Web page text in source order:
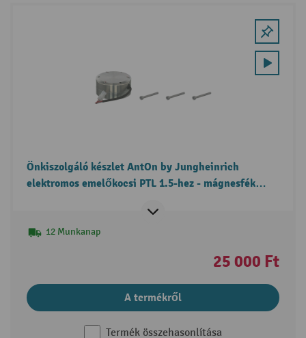
Önkiszolgáló készlet AntOn by Jungheinrich
elektromos emelőkocsi PTL 1.5-hez - mágnesfék
12 Munkanap
25 000 Ft
A termékről
Termék összehasonlítása